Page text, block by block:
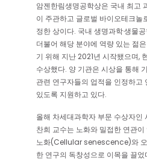
암젠한림생명공학상은 국내 최고
이 주관하고 글로벌 바이오테크놀
정한 상이다. 국내 생명과학·생물
더불어 해당 분야에 역량 있는 젊
기 위해 지난 2021년 시작됐으며,
수상했다. 양 기관은 시상을 통해
관련 연구자들의 업적을 인정하고
있도록 지원하고 있다.
올해 차세대과학자 부문 수상자인
찬희 교수는 노화와 밀접한 연관
노화(Cellular senescence)와
한 연구의 독창성으로 이목을 끌었